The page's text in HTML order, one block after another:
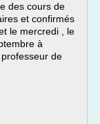
des cours de
et confirmés
le mercredi , le
à
de